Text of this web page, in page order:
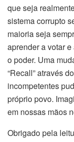
que seja
sistema corrupto
maioria seja
aprender a votar
o poder. Uma
“Recall” através
incompetentes
próprio povo.
em nossas mãos
Obrigado pela